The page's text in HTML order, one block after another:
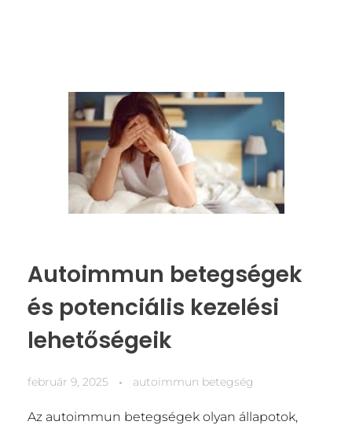
Autoimmun betegségek
és potenciális kezelési
lehetőségeik
február 9, 2025 autoimmun betegség
Az autoimmun betegségek olyan állapotok,